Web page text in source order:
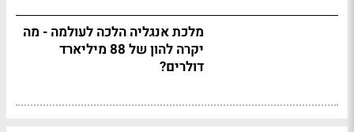
מלכת אנגליה הלכה לעולמה - מה
יקרה להון של 88 מיליארד
דולרים?